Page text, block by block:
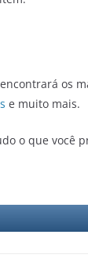
os
e muito mais.
o que você